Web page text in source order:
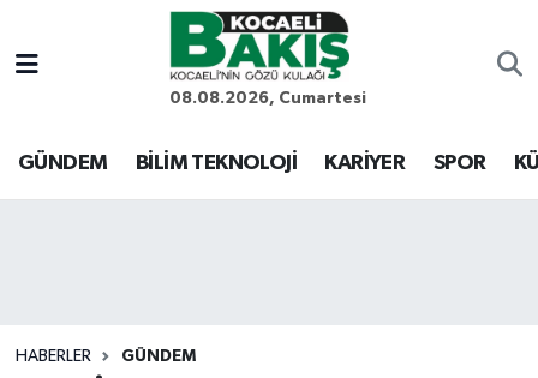
08.08.2026, Cumartesi
GÜNDEM BİLİM TEKNOLOJİ KARİYER SPOR
HABERLER GÜNDEM
Kocaeli Nöbetçi Eczaneler
Kocaeli Hava Durumu